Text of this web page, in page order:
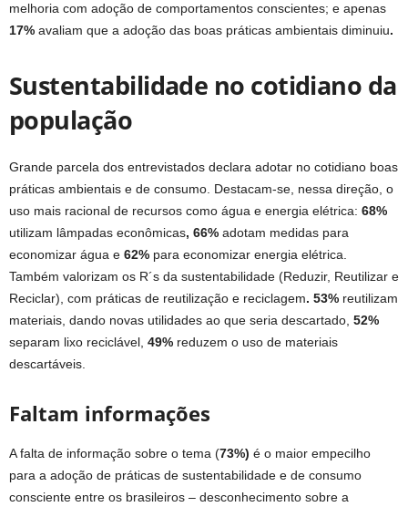
melhoria com adoção de comportamentos conscientes; e apenas
17% avaliam que a adoção das boas práticas ambientais diminuiu.
Sustentabilidade no cotidiano da
população
Grande parcela dos entrevistados declara adotar no cotidiano boas
práticas ambientais e de consumo. Destacam-se, nessa direção, o
uso mais racional de recursos como água e energia elétrica: 68%
utilizam lâmpadas econômicas, 66% adotam medidas para
economizar água e 62% para economizar energia elétrica.
Também valorizam os R´s da sustentabilidade (Reduzir, Reutilizar e
Reciclar), com práticas de reutilização e reciclagem. 53% reutilizam
materiais, dando novas utilidades ao que seria descartado, 52%
separam lixo reciclável, 49% reduzem o uso de materiais
descartáveis.
Faltam informações
A falta de informação sobre o tema (73%) é o maior empecilho
para a adoção de práticas de sustentabilidade e de consumo
consciente entre os brasileiros – desconhecimento sobre a